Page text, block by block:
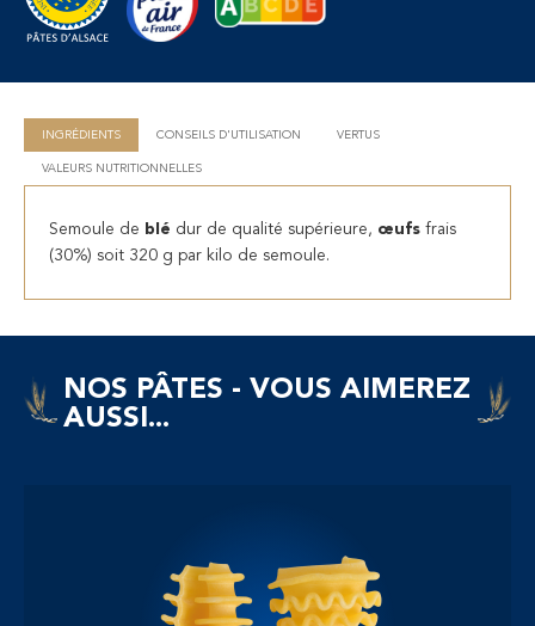
INGRÉDIENTS CONSEILS D'UTILISATION VERTUS
VALEURS NUTRITIONNELLES
Semoule de blé dur de qualité supérieure, œufs frais
(30%) soit 320 g par kilo de semoule.
NOS PÂTES - VOUS AIMEREZ
AUSSI...